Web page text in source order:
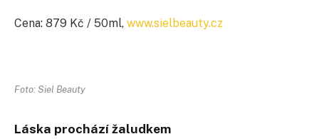
Cena: 879 Kč / 50ml, www.sielbeauty.cz
Foto: Siel Beauty
Láska prochází žaludkem